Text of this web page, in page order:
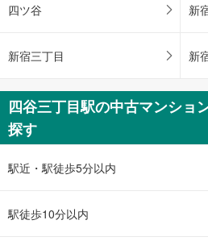
四ツ谷 新
新宿三丁目 新
四谷三丁目駅の中古マンショ
探す
駅近・駅徒歩5分以内
駅徒歩10分以内